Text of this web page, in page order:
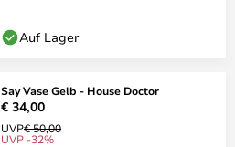
Auf Lager
Say Vase Gelb - House Doctor
€ 34,00
UVP€ 50,00
UVP -32%